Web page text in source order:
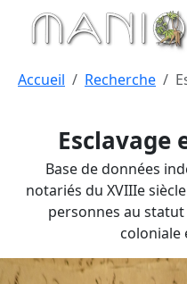
Aller au contenu principal
Esclavage
Base de données
notariés du XVIIIe
personnes au
coloniale
Accueil Recherche